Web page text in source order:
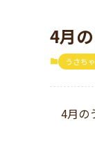
4月
うさち
4月の